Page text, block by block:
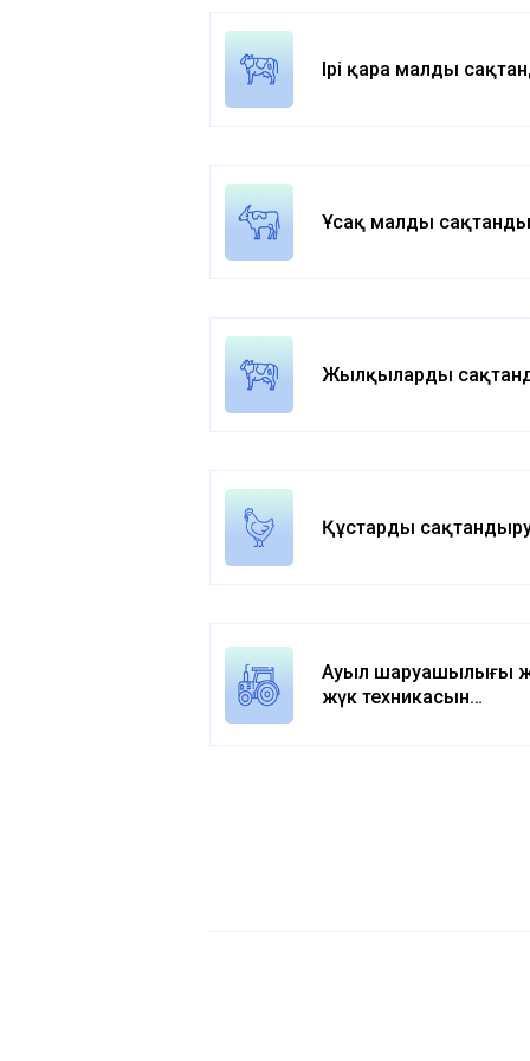
Ірі қара малды
Ұсақ малды
Жылқыларды
Құстарды
Ауыл шаруашылығы
жүк техникасын